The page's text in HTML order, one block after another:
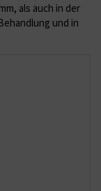
als auch in der
und in